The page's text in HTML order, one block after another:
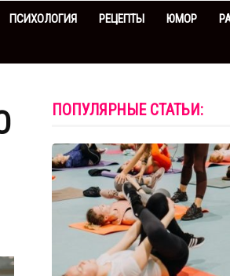
ПСИХОЛОГИЯ РЕЦЕПТЫ ЮМОР
ПОПУЛЯРНЫЕ СТАТЬИ: